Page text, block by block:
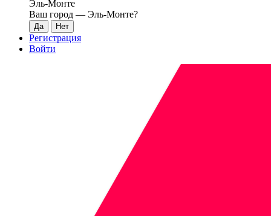
Эль-Монте
Ваш город — Эль-Монте?
Регистрация
Войти